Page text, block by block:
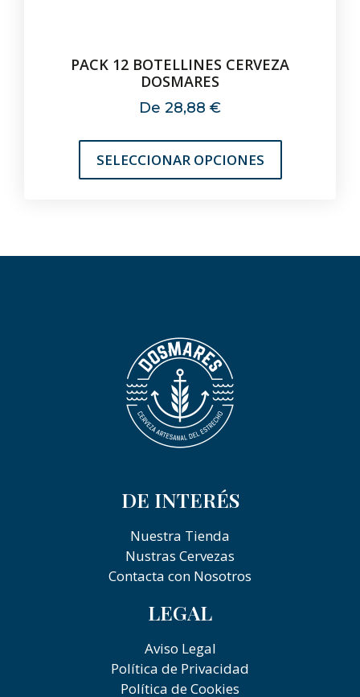
PACK 12 BOTELLINES CERVEZA
DOSMARES
De 28,88 €
SELECCIONAR OPCIONES
DE INTERÉS
Nuestra Tienda
Nustras Cervezas
Contacta con Nosotros
LEGAL
Aviso Legal
Política de Privacidad
Política de Cookies